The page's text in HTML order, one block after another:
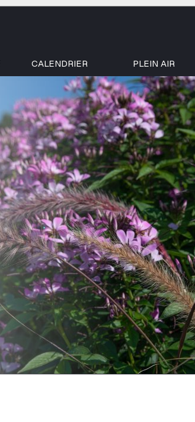
CALENDRIER PLEIN AIR